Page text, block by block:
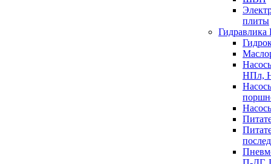
плиты
Гидравлика
НПл,